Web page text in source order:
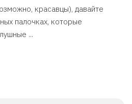
красавцы), давайте
палочках, которые
...